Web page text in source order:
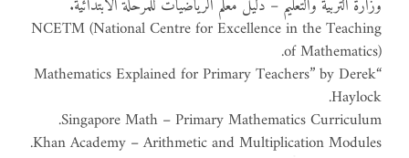
وزارة التربية والتعليم – دليل معلم الرياضيات للمرحلة الابتدائية.
NCETM (National Centre for Excellence in the Teaching
of Mathematics).
“Mathematics Explained for Primary Teachers” by Derek
Haylock.
Singapore Math – Primary Mathematics Curriculum.
Khan Academy – Arithmetic and Multiplication Modules.